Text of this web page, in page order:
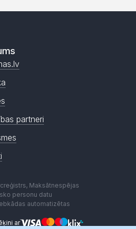
partneri
Maksātnespējas
personu datu
automatizētas
ar